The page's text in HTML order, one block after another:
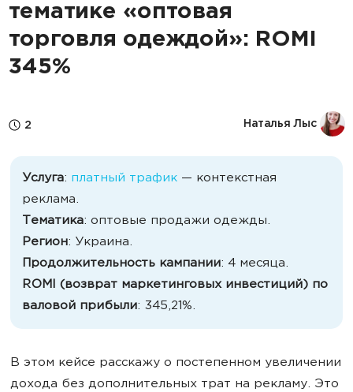
тематике «оптовая
торговля одеждой»: ROMI
345%
2 Наталья Лыс
Услуга: платный трафик — контекстная
реклама.
Тематика: оптовые продажи одежды.
Регион: Украина.
Продолжительность кампании: 4 месяца.
ROMI (возврат маркетинговых инвестиций) по
валовой прибыли: 345,21%.
В этом кейсе расскажу о постепенном увеличении
дохода без дополнительных трат на рекламу. Это